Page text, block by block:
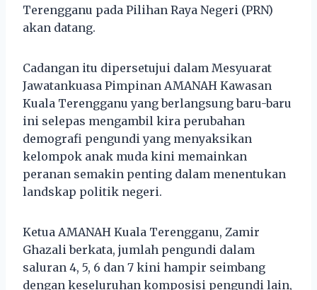
Terengganu pada Pilihan Raya Negeri (PRN)
akan datang.
Cadangan itu dipersetujui dalam Mesyuarat
Jawatankuasa Pimpinan AMANAH Kawasan
Kuala Terengganu yang berlangsung baru-baru
ini selepas mengambil kira perubahan
demografi pengundi yang menyaksikan
kelompok anak muda kini memainkan
peranan semakin penting dalam menentukan
landskap politik negeri.
Ketua AMANAH Kuala Terengganu, Zamir
Ghazali berkata, jumlah pengundi dalam
saluran 4, 5, 6 dan 7 kini hampir seimbang
dengan keseluruhan komposisi pengundi lain,